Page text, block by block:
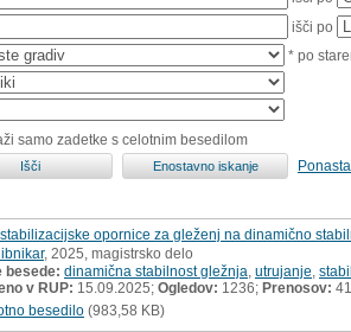
išči po
* po
samo zadetke s celotnim besedilom
opornice za gleženj na dinamično
, 2025, magistrsko delo
besede: dinamična stabilnost gležnja utrujanje
v RUP: 15.09.2025; Ogledov: 1236; Prenosov: 41
besedilo (983,58 KB)